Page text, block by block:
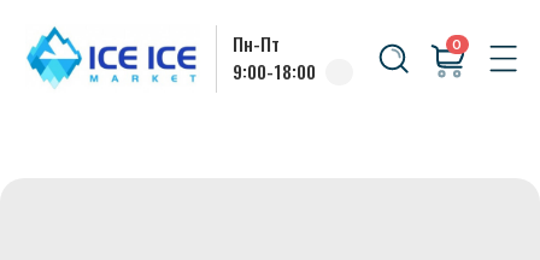
9:00-18:00